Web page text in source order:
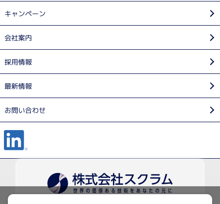
キャンペーン
会社案内
採用情報
最新情報
お問い合わせ